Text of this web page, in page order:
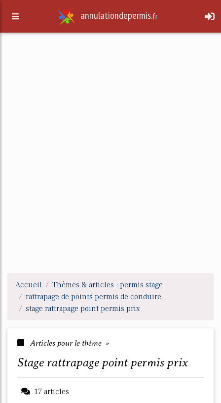
annulationdepermis.fr
Accueil
Thèmes & articles : permis stage
rattrapage de points permis de conduire
stage rattrapage point permis prix
Articles pour le thème »
stage rattrapage point permis prix
17 articles